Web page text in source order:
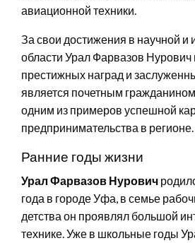
авиационной техники.
За свои достижения в научной и
области Урал Фарвазов Нурович
престижных наград и
является почетным
одним из примеров успешной
предпринимательства в регионе.
Ранние годы жизни
Урал Фарвазов Нурович
года в городе Уфа, в семье
детства он проявлял большой
технике. Уже в школьные годы